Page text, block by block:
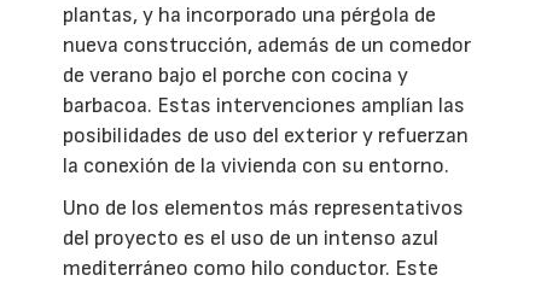
plantas, y ha incorporado una pérgola de
nueva construcción, además de un comedor
de verano bajo el porche con cocina y
barbacoa. Estas intervenciones amplían las
posibilidades de uso del exterior y refuerzan
la conexión de la vivienda con su entorno.
Uno de los elementos más representativos
del proyecto es el uso de un intenso azul
mediterráneo como hilo conductor. Este